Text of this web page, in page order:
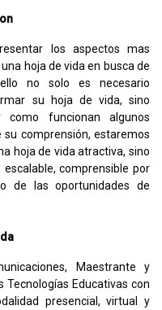
los aspectos mas
hoja de vida en busca de
no solo es necesario
su hoja de vida, sino
como funcionan algunos
comprensión, estaremos
hoja de vida atractiva, sino
comprensible por
de las oportunidades de
Maestrante y
Tecnologías Educativas con
presencial, virtual y